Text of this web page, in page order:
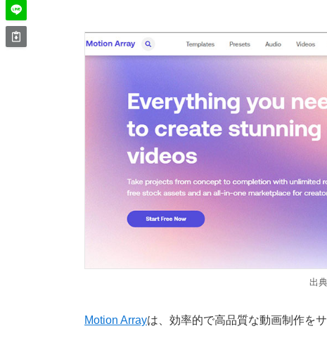
出
Motion Arrayは、効率的で高品質な動画制作を